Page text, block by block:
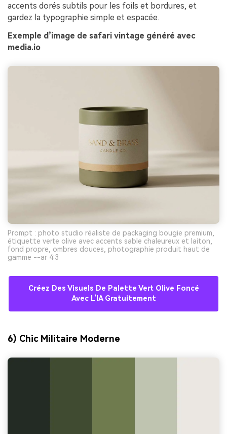
accents dorés subtils pour les foils et bordures, et
gardez la typographie simple et espacée.
Exemple d’image de safari vintage généré avec
media.io
Prompt : photo studio réaliste de packaging bougie premium,
étiquette verte olive avec accents sable chaleureux et laiton,
fond propre, ombres douces, photographie produit haut de
gamme --ar 4:3
Créez Des Visuels De Palette Vert Olive Foncé
Avec L’IA Gratuitement
6) Chic Militaire Moderne